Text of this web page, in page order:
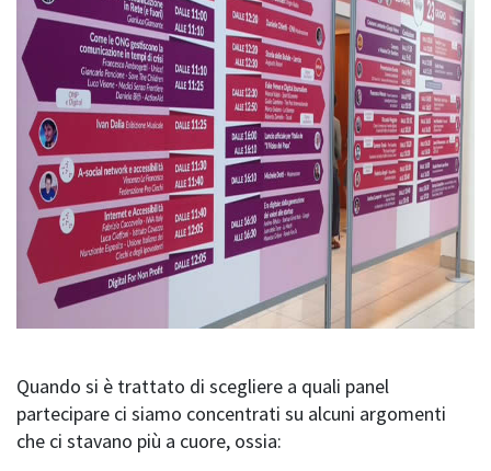
Quando si è trattato di scegliere a quali panel
partecipare ci siamo concentrati su alcuni argomenti
che ci stavano più a cuore, ossia: